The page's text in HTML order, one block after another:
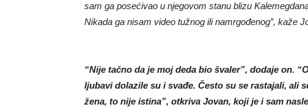
sam ga posećivao u njegovom stanu blizu
Nikada ga nisam video tužnog ili namrgođenog”, kaže
“Nije tačno da je moj deda bio švaler”, dodaje on.
ljubavi dolazile su i svađe. Često su se rastajali, ali
žena, to nije istina”, otkriva Jovan, koji je i sam